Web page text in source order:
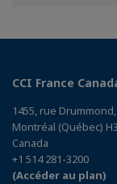
CCI France
1455, rue
Montréal (Québec)
Canada
+1 514 281-3200
(Accéder au plan)